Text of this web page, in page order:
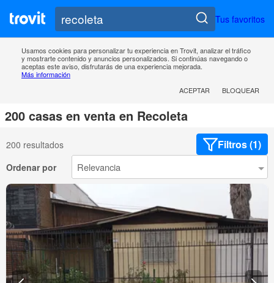
Tus favoritos
Usamos cookies para personalizar tu experiencia en Trovit, analizar el tráfico
y mostrarte contenido y anuncios personalizados. Si continúas navegando o
aceptas este aviso, disfrutarás de una experiencia mejorada.
Más información
ACEPTAR
BLOQUEAR
200 casas en venta en Recoleta
200 resultados Filtros (1)
Ordenar por